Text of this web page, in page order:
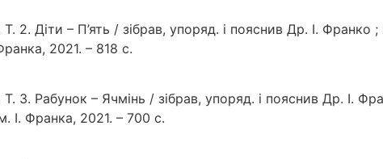
Т. 2. Діти – П’ять / зібрав, упоряд. і пояснив Др. І.
2021. – 818 с.
Т. 3. Рабунок – Ячмінь / зібрав, упоряд. і пояснив Др. І.
І. Франка, 2021. – 700 с.